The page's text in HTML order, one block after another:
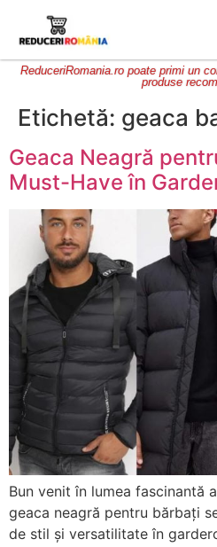
ReduceriRomania.ro poate primi un
produse
Etichetă: geaca
Geaca Neagră
Must-Have în
Bun venit în lumea fascinantă
geaca neagră pentru bărbați
de stil și versatilitate în